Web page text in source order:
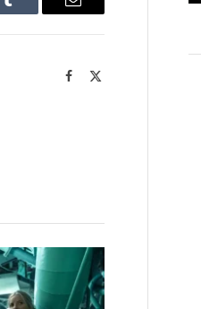
Tumblr Email
Facebook